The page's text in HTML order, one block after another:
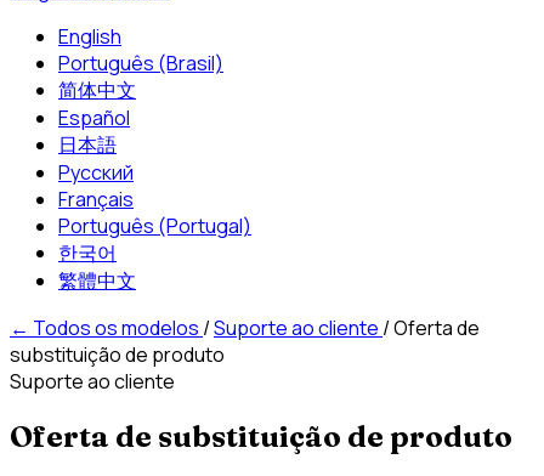
English
Português (Brasil)
简体中文
Español
日本語
Русский
Français
Português (Portugal)
한국어
繁體中文
← Todos os modelos /Suporte ao cliente /Oferta de
substituição de produto
Suporte ao cliente
Oferta de substituição de produto